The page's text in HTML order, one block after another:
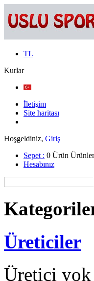
TL
Kurlar
İletişim
Site haritası
Hoşgeldiniz, Giriş
Sepet : 0 Ürün Ürünler
Hesabınız
Üreticiler
Üretici yok